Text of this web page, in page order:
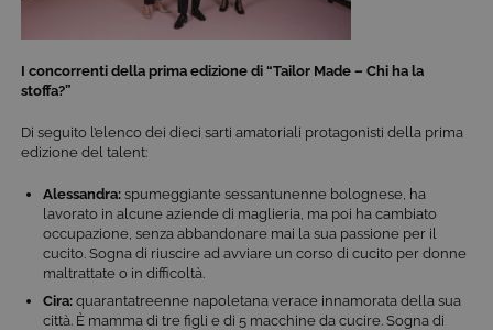
I concorrenti della prima edizione di “Tailor Made – Chi ha la
stoffa?”
Di seguito l’elenco dei dieci sarti amatoriali protagonisti della prima
edizione del talent:
Alessandra: spumeggiante sessantunenne bolognese, ha
lavorato in alcune aziende di maglieria, ma poi ha cambiato
occupazione, senza abbandonare mai la sua passione per il
cucito. Sogna di riuscire ad avviare un corso di cucito per donne
maltrattate o in difficoltà.
Cira: quarantatreenne napoletana verace innamorata della sua
città. È mamma di tre figli e di 5 macchine da cucire. Sogna di